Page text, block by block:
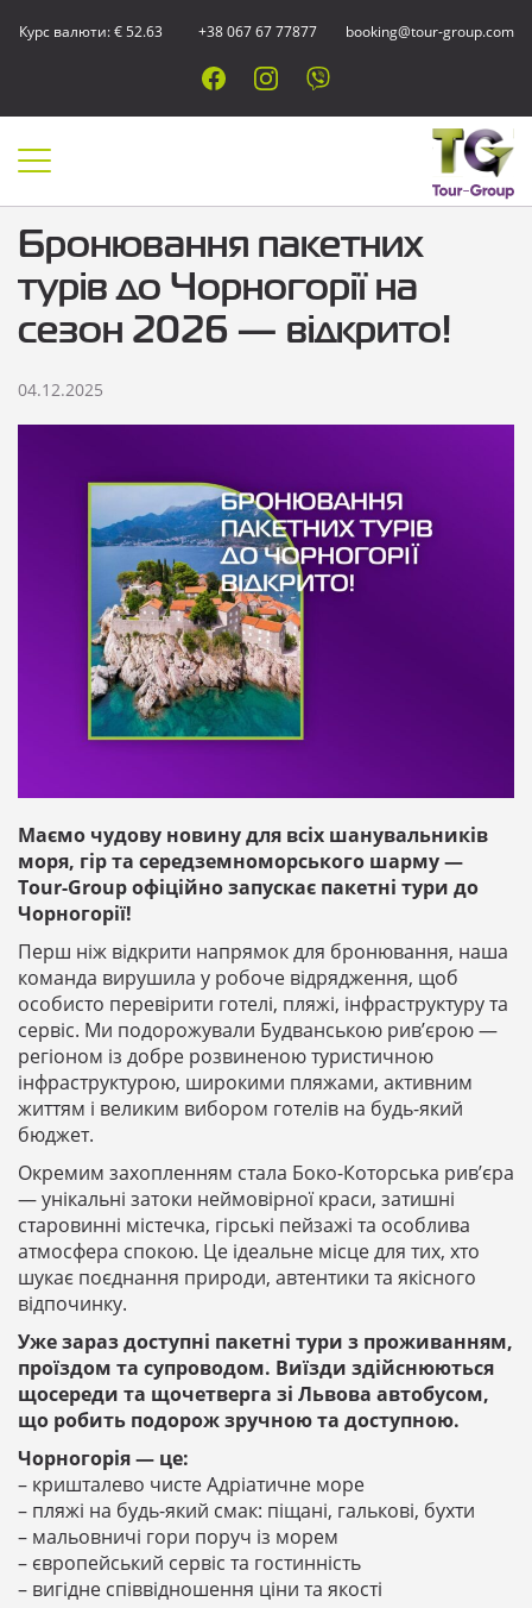
Курс валюти: € 52.63 +38 067 67 77877 booking@tour-group.com
Бронювання пакетних
турів до Чорногорії на
сезон 2026 — відкрито!
04.12.2025
Маємо чудову новину для всіх шанувальників
моря, гір та середземноморського шарму —
Tour-Group офіційно запускає пакетні тури до
Чорногорії!
Перш ніж відкрити напрямок для бронювання, наша
команда вирушила у робоче відрядження, щоб
особисто перевірити готелі, пляжі, інфраструктуру та
сервіс. Ми подорожували Будванською рив’єрою —
регіоном із добре розвиненою туристичною
інфраструктурою, широкими пляжами, активним
життям і великим вибором готелів на будь-який
бюджет.
Окремим захопленням стала Боко-Которська рив’єра
— унікальні затоки неймовірної краси, затишні
старовинні містечка, гірські пейзажі та особлива
атмосфера спокою. Це ідеальне місце для тих, хто
шукає поєднання природи, автентики та якісного
відпочинку.
Уже зараз доступні пакетні тури з проживанням,
проїздом та супроводом. Виїзди здійснюються
щосереди та щочетверга зі Львова автобусом,
що робить подорож зручною та доступною.
Чорногорія — це:
– кришталево чисте Адріатичне море
– пляжі на будь-який смак: піщані, галькові, бухти
– мальовничі гори поруч із морем
– європейський сервіс та гостинність
– вигідне співвідношення ціни та якості